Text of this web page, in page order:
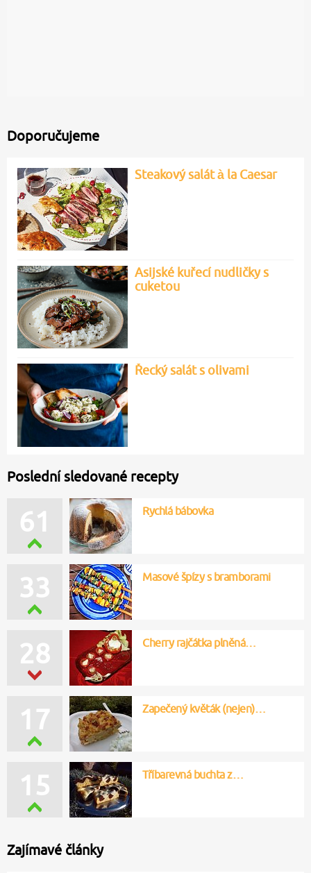
Doporučujeme
Steakový salát à la Caesar
Asijské kuřecí nudličky s
cuketou
Řecký salát s olivami
Poslední sledované recepty
61 Rychlá bábovka
33 Masové špízy s bramborami
28 Cherry rajčátka plněná…
17 Zapečený květák (nejen)…
15 Tříbarevná buchta z…
Zajímavé články